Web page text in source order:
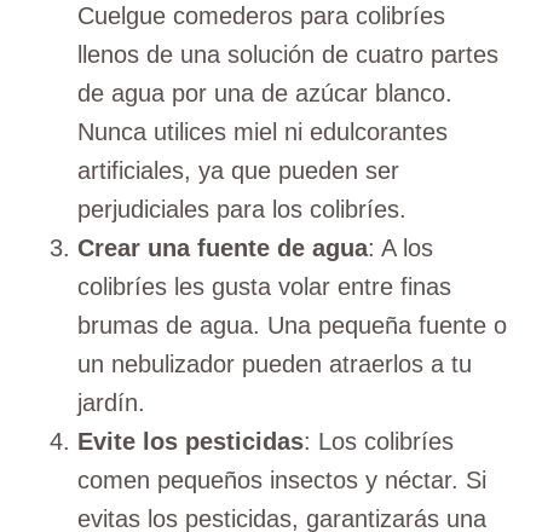
Cuelgue comederos para colibríes
llenos de una solución de cuatro partes
de agua por una de azúcar blanco.
Nunca utilices miel ni edulcorantes
artificiales, ya que pueden ser
perjudiciales para los colibríes.
Crear una fuente de agua: A los
colibríes les gusta volar entre finas
brumas de agua. Una pequeña fuente o
un nebulizador pueden atraerlos a tu
jardín.
Evite los pesticidas: Los colibríes
comen pequeños insectos y néctar. Si
evitas los pesticidas, garantizarás una